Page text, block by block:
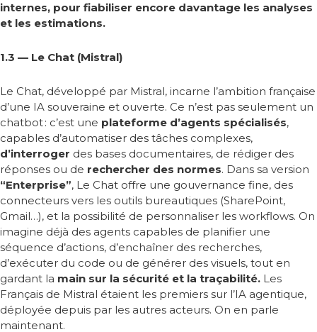
internes, pour fiabiliser encore davantage les analyses
et les estimations.
1.3 — Le Chat (Mistral)
Le Chat, développé par Mistral, incarne l’ambition française
d’une IA souveraine et ouverte. Ce n’est pas seulement un
chatbot: c’est une plateforme d’agents spécialisés,
capables d’automatiser des tâches complexes,
d’interroger des bases documentaires, de rédiger des
réponses ou de rechercher des normes. Dans sa version
“Enterprise”, Le Chat offre une gouvernance fine, des
connecteurs vers les outils bureautiques (SharePoint,
Gmail…), et la possibilité de personnaliser les workflows. On
imagine déjà des agents capables de planifier une
séquence d’actions, d’enchaîner des recherches,
d’exécuter du code ou de générer des visuels, tout en
gardant la main sur la sécurité et la traçabilité. Les
Français de Mistral étaient les premiers sur l’IA agentique,
déployée depuis par les autres acteurs. On en parle
maintenant.